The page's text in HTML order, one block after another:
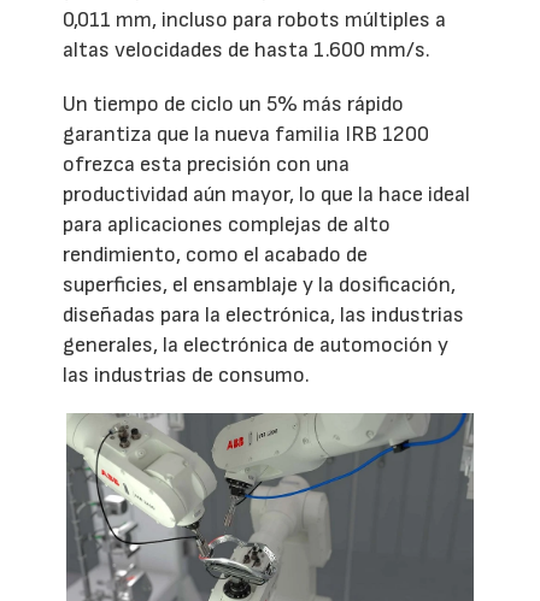
0,011 mm, incluso para robots múltiples a
altas velocidades de hasta 1.600 mm/s.
Un tiempo de ciclo un 5% más rápido
garantiza que la nueva familia IRB 1200
ofrezca esta precisión con una
productividad aún mayor, lo que la hace ideal
para aplicaciones complejas de alto
rendimiento, como el acabado de
superficies, el ensamblaje y la dosificación,
diseñadas para la electrónica, las industrias
generales, la electrónica de automoción y
las industrias de consumo.